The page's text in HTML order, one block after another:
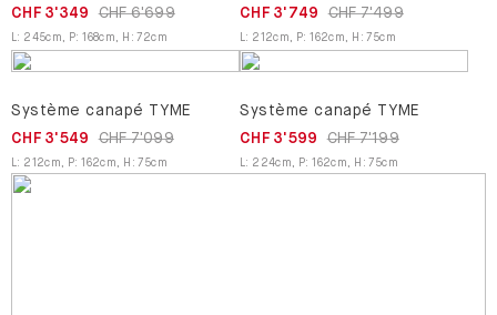
CHF 6'699
CHF 3'349
: 245cm P:168cm H :72cm
CHF 7'499
CHF 3'749
: 212cm P:162cm H :75cm
Système canapé TYME
CHF 7'099
CHF 3'549
: 212cm P:162cm H :75cm
Système canapé TYME
CHF 7'199
CHF 3'599
: 224cm P:162cm H :75cm